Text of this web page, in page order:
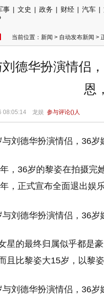
事 | 文史 | 政务 | 财经 | 汽车 |
当前位置： 新闻 > 自动发布新闻 >
刘德华扮演情侣
恩
08:05:14 龙娱 参与评论()人
，36岁的黎姿在拍摄完
，正式宣布全面退出娱
星的最终归属似乎都是
且比黎姿大15岁，以黎